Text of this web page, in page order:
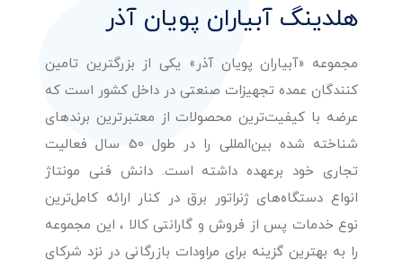
هلدینگ آبیاران پویان آذر
مجموعه «آبیاران پویان آذر» یکی از بزرگترین تامین
کنندگان عمده تجهیزات صنعتی در داخل کشور است که
عرضه با کیفیت‌ترین محصولات از معتبرترین برندهای
شناخته شده بین‌المللی را در طول 50 سال فعالیت
تجاری خود برعهده داشته است. دانش فنی مونتاژ
انواع دستگاه‌های ژنراتور برق در کنار ارائه کامل‌ترین
نوع خدمات پس از فروش و گارانتی کالا ، این مجموعه
را به بهترین گزینه برای مراودات بازرگانی در نزد شرکای